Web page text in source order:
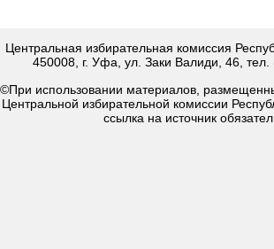
Центральная избирательная комиссия
450008, г. Уфа, ул. Заки Валиди, 46,
©При использовании материалов,
Центральной избирательной комиссии
ссылка на источник